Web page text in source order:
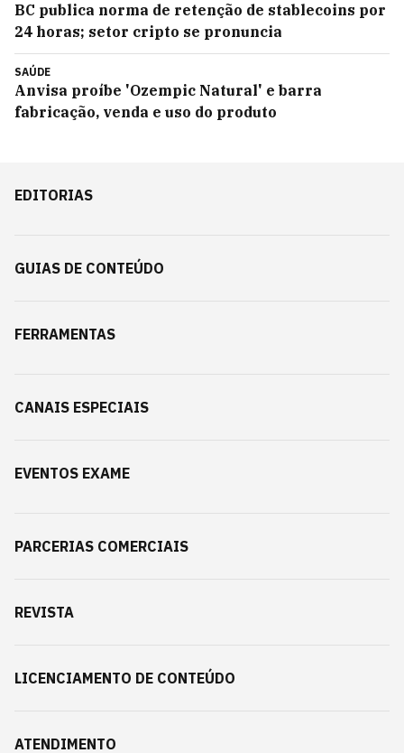
BC publica norma de retenção de stablecoins por
24 horas; setor cripto se pronuncia
SAÚDE
Anvisa proíbe 'Ozempic Natural' e barra
fabricação, venda e uso do produto
EDITORIAS
GUIAS DE CONTEÚDO
FERRAMENTAS
CANAIS ESPECIAIS
EVENTOS EXAME
PARCERIAS COMERCIAIS
REVISTA
LICENCIAMENTO DE CONTEÚDO
ATENDIMENTO